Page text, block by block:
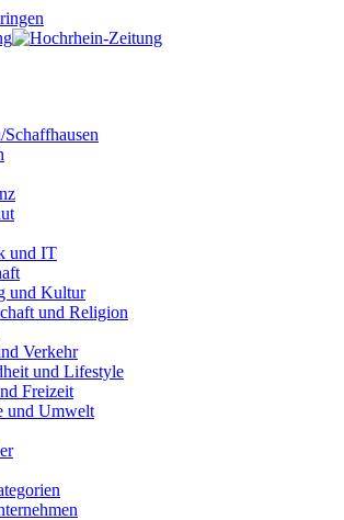
Schaffhausen
und IT
und Kultur
und Religion
Verkehr
und Lifestyle
Freizeit
und Umwelt